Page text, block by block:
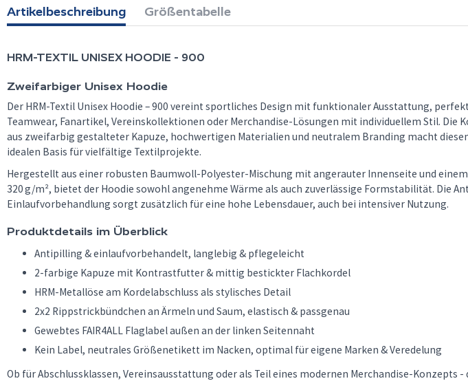
Artikelbeschreibung Größentabelle
HRM-TEXTIL UNISEX HOODIE - 900
Zweifarbiger Unisex Hoodie
Der HRM-Textil Unisex Hoodie – 900 vereint sportliches Design mit funktionaler Ausstattung,
Teamwear, Fanartikel, Vereinskollektionen oder Merchandise-Lösungen mit individuellem Stil. Die
aus zweifarbig gestalteter Kapuze, hochwertigen Materialien und neutralem Branding macht
idealen Basis für vielfältige Textilprojekte.
Hergestellt aus einer robusten Baumwoll-Polyester-Mischung mit angerauter Innenseite und
320 g/m², bietet der Hoodie sowohl angenehme Wärme als auch zuverlässige Formstabilität. Die
Einlaufvorbehandlung sorgt zusätzlich für eine hohe Lebensdauer, auch bei intensiver Nutzung.
Produktdetails im Überblick
Antipilling & einlaufvorbehandelt, langlebig & pflegeleicht
2-farbige Kapuze mit Kontrastfutter & mittig bestickter Flachkordel
HRM-Metallöse am Kordelabschluss als stylisches Detail
2x2 Rippstrickbündchen an Ärmeln und Saum, elastisch & passgenau
Gewebtes FAIR4ALL Flaglabel außen an der linken Seitennaht
Kein Label, neutrales Größenetikett im Nacken, optimal für eigene Marken & Veredelung
Ob für Abschlussklassen, Vereinsausstattung oder als Teil eines modernen Merchandise-Konzepts -